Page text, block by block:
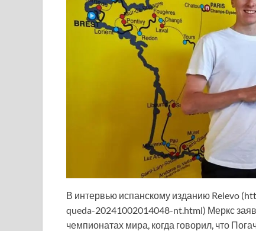
В интервью испанскому изданию Relevo
queda-20241002014048-nt.html) Меркс
чемпионатах мира, когда говорил, что